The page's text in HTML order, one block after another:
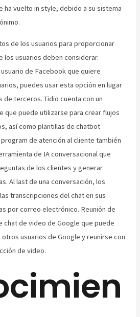
ha vuelto in style, debido a su sistema
de los usuarios para proporcionar
los usuarios deben considerar.
de Facebook que quiere
puedes usar esta opción en lugar
terceros. Tidio cuenta con un
que puede utilizarse para crear flujos
así como plantillas de chatbot
de atención al cliente también
de IA conversacional que
de los clientes y generar
Al last de una conversación, los
transcripciones del chat en sus
por correo electrónico. Reunión de
chat de video de Google que puede
usuarios de Google y reunirse con
de video.